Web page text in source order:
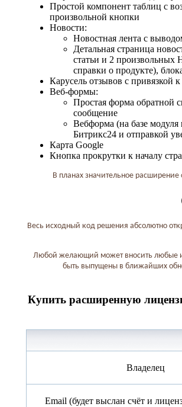
Простой компонент таблиц с
произвольной кнопки
Новости:
Новостная лента с
Детальная страница
статьи и 2 произвольных
справки о продукте),
Карусель отзывов с привязкой
Веб-формы:
Простая форма
сообщение
Вебформа (на базе
Битрикс24 и отправкой
Карта Google
Кнопка прокрутки к началу
В планах значительное
Весь исходный код решения абсолютно
Любой желающий может вносить любые
быть выпущены в ближайших
Купить расширенную
Владелец
Email (будет выслан счёт и